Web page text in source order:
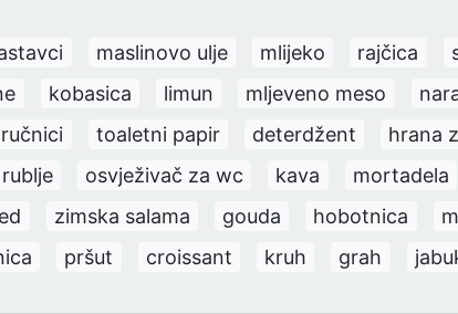
maslinovo ulje mlijeko rajčica
kobasica limun mljeveno meso
ručnici toaletni papir deterdžent hrana
osvježivač za wc kava mortadela
zimska salama gouda hobotnica
pršut croissant kruh grah